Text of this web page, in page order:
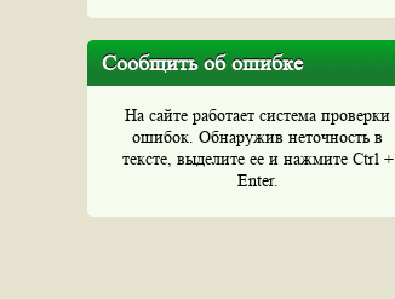
Сообщить об ошибке
На сайте работает система проверки
ошибок. Обнаружив неточность в
тексте, выделите ее и нажмите Ctrl +
Enter.